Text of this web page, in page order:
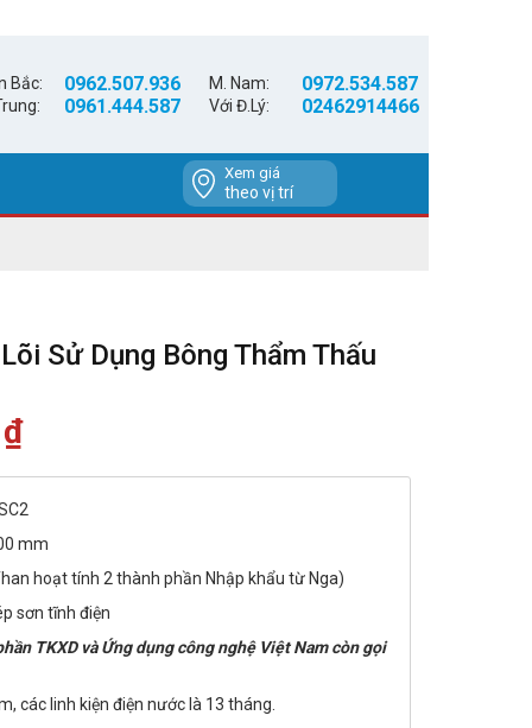
Bắc: 0962.507.936 M. Nam: 0972.534.587
0961.444.587 Với Đ.Lý: 02462914466
Xem giá
theo vị trí
Sử Dụng Bông Thẩm Thấu
₫Giá
1,500,000 ₫.
mm
hoạt tính 2 thành phần Nhập khẩu từ Nga)
sơn tĩnh điện
TKXD và Ứng dụng công nghệ Việt Nam còn gọi
các linh kiện điện nước là 13 tháng.